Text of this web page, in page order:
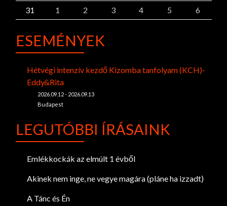
31
1 2 3 4 5 6
ESEMÉNYEK
Hétvégi intenzív kezdő Kizomba tanfolyam (KCH)-
Eddy&Rita
2026.09.12 - 2026.09.13
Budapest
LEGUTÓBBI ÍRÁSAINK
Emlékkockák az elmúlt 1 évből
Akinek nem inge, ne vegye magára (pláne ha izzadt)
A Tánc és Én